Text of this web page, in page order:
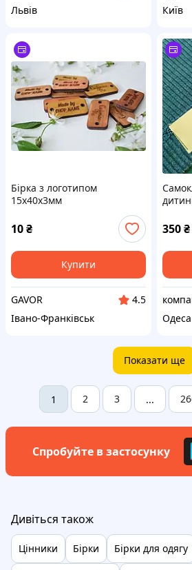
Львів
Київ
Бірка з логотипом
15х40х3мм
10₴
Купити
GAVOR
4.5
Івано-Франківськ
350₴
Одеса
Показати ще
1 2 3 ...
Спробуйте в застосунку
Дивіться також
Цінники Бірки Бірки для одягу